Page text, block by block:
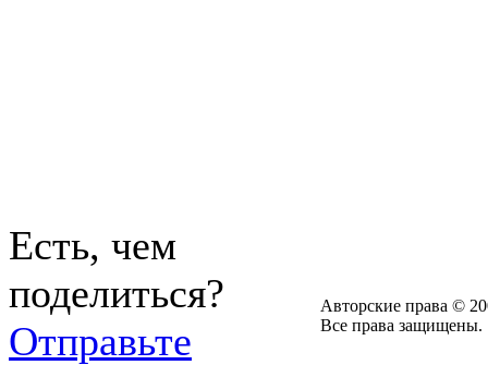
Есть, чем
поделиться?
Отправьте
Авторские права ©
Все права защищены.